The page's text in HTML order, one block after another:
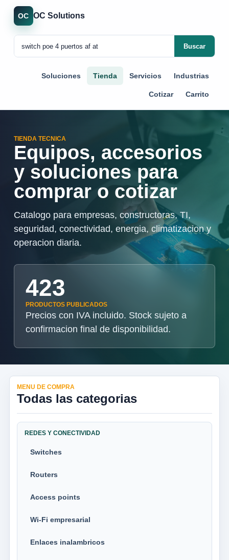
OC OC Solutions
Buscar
Soluciones Tienda Servicios Industrias
Cotizar Carrito
TIENDA TECNICA
Equipos, accesorios
y soluciones para
comprar o cotizar
Catalogo para empresas, constructoras, TI,
seguridad, conectividad, energia, climatizacion y
operacion diaria.
423
PRODUCTOS PUBLICADOS
Precios con IVA incluido. Stock sujeto a
confirmacion final de disponibilidad.
MENU DE COMPRA
Todas las categorias
REDES Y CONECTIVIDAD
Switches
Routers
Access points
Wi-Fi empresarial
Enlaces inalambricos